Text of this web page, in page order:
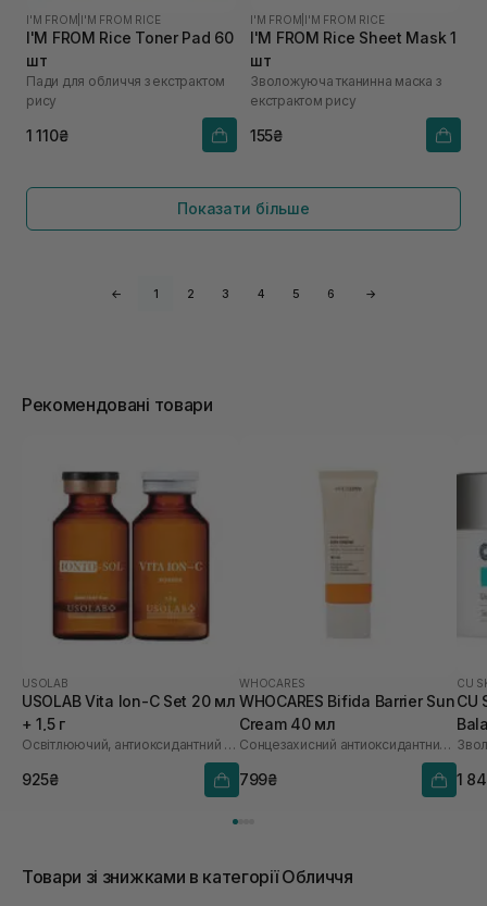
I'M FROM I'M FROM RICE
I'M FROM Rice Toner Pad 60
шт
Пади для обличчя з екстрактом
рису
1 110₴
I'M FROM I'M FROM RICE
I'M FROM Rice Sheet Mask 1
шт
Зволожуюча тканинна маска з
екстрактом рису
155₴
Показати більше
← 1 2 3 4 5 6 →
Рекомендовані товари
USOLAB
USOLAB Vita Ion-C Set 20 мл
+ 1,5 г
Освітлюючий, антиоксидантний та омолоджуючий набір
925₴
WHOCARES
WHOCARES Bifida Barrier Sun
Cream 40 мл
Сонцезахисний антиоксидантний крем
799₴
CU
CU
1
Товари зі знижками в категорії Обличчя